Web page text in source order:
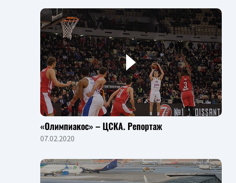
«Олимпиакос» – ЦСКА. Репортаж
07.02.2020